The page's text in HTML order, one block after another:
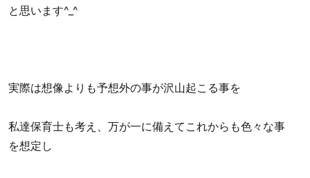
と思います^_^
実際は想像よりも予想外の事が沢山起こる事を
私達保育士も考え、万が一に備えてこれからも色々な事
を想定し